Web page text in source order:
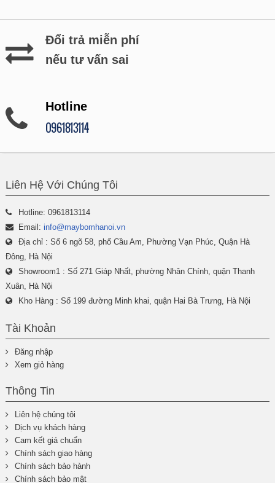
Đổi trả miễn phí
nếu tư vấn sai
Hotline
0961813114
Liên Hệ Với Chúng Tôi
Hotline: 0961813114
Email: info@maybomhanoi.vn
Địa chỉ : Số 6 ngõ 58, phố Cầu Am, Phường Vạn Phúc, Quận Hà
Đông, Hà Nội
Showroom1 : Số 271 Giáp Nhất, phường Nhân Chính, quận Thanh
Xuân, Hà Nội
Kho Hàng : Số 199 đường Minh khai, quận Hai Bà Trưng, Hà Nội
Tài Khoản
Đăng nhập
Xem giỏ hàng
Thông Tin
Liên hệ chúng tôi
Dịch vụ khách hàng
Cam kết giá chuẩn
Chính sách giao hàng
Chính sách bảo hành
Chính sách bảo mật